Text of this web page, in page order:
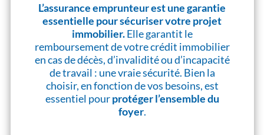
L’assurance emprunteur est une garantie
essentielle pour sécuriser votre projet
immobilier.Elle garantit le
remboursement de votre crédit immobilier
en cas de décès, d’invalidité ou d’incapacité
de travail : une vraie sécurité. Bien la
choisir, en fonction de vos besoins, est
essentiel pourprotéger l’ensemble du
foyer.